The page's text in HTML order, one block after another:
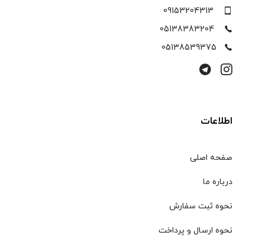
09153204313
05138383204
05138539375
اطلاعات
صفحه اصلی
درباره ما
نحوه ثبت سفارش
نحوه ارسال و پرداخت